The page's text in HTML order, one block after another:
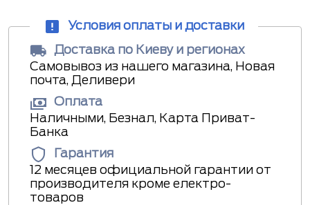
Условия оплаты и доставки
Доставка по Киеву и регионах
Самовывоз из нашего магазина, Новая
почта, Деливери
Оплата
Наличными, Безнал, Карта Приват-
Банка
Гарантия
12 месяцев официальной гарантии от
производителя кроме електро-
товаров